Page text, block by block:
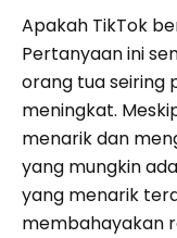
Apakah TikTok
Pertanyaan ini
orang tua seiring
meningkat.
menarik dan
yang mungkin
yang menarik
membahayakan